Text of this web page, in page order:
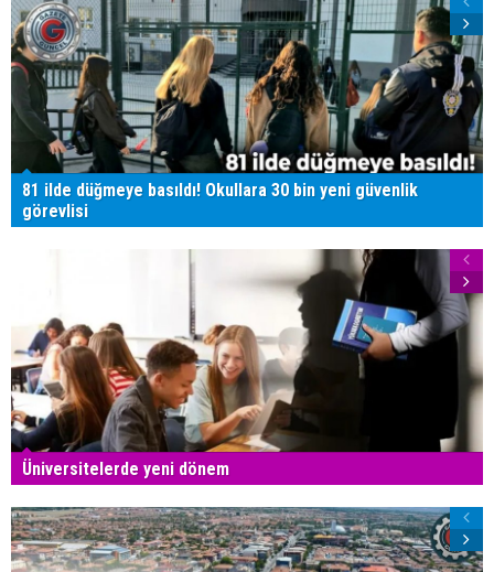
81 ilde düğmeye basıldı! Okullara 30 bin yeni güvenlik
görevlisi
Üniversitelerde yeni dönem